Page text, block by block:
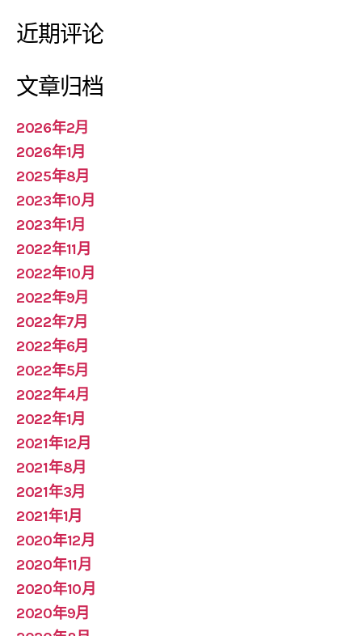
近期评论
文章归档
2026年2月
2026年1月
2025年8月
2023年10月
2023年1月
2022年11月
2022年10月
2022年9月
2022年7月
2022年6月
2022年5月
2022年4月
2022年1月
2021年12月
2021年8月
2021年3月
2021年1月
2020年12月
2020年11月
2020年10月
2020年9月